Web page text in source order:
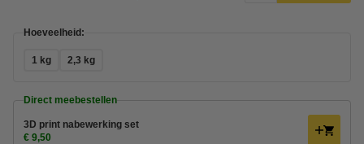
Hoeveelheid:
1 kg 2,3 kg
Direct meebestellen
3D print nabewerking set
€ 9,50